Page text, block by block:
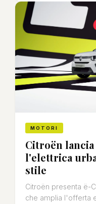
MOTORI
Citroën lancia
l'elettrica
stile
Citroën presenta ë-
che amplia l'offerta